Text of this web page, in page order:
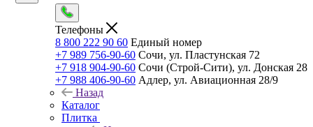
Телефоны
8 800 222 90 60 Единый номер
+7 989 756-90-60 Сочи, ул. Пластунская 72
+7 918 904-90-60 Сочи (Строй-Сити), ул. Донская 28
+7 988 406-90-60 Адлер, ул. Авиационная 28/9
Назад
Каталог
Плитка